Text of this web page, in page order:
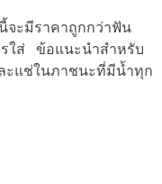
ะมีราคาถูกกว่าฟัน
รใส่ ข้อแนะนำสำหรับ
ะแช่ในภาชนะที่มีน้ำทุก